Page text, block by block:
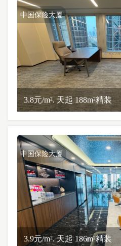
中国保险大厦
3.8元/m². 天起 188m²精装
中国保险大厦
3.9元/m². 天起 186m²精装